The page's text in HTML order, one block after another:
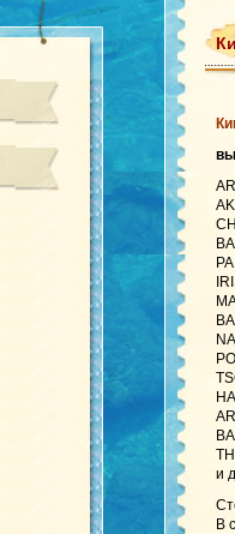
и
В